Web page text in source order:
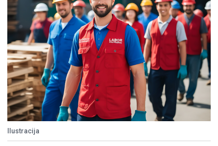
Ilustracija